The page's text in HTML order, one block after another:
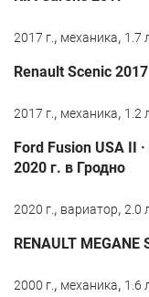
2017 г., механика, 1.7
Renault Scenic 2017
2017 г., механика, 1.2
Ford Fusion USA II
2020 г. в Гродно
2020 г., вариатор, 2.0
RENAULT MEGANE
2000 г., механика, 1.6